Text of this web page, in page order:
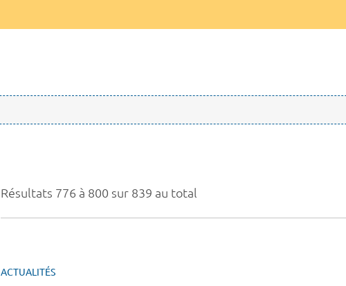
Résultats 776 à 800 sur 839 au total
ACTUALITÉS